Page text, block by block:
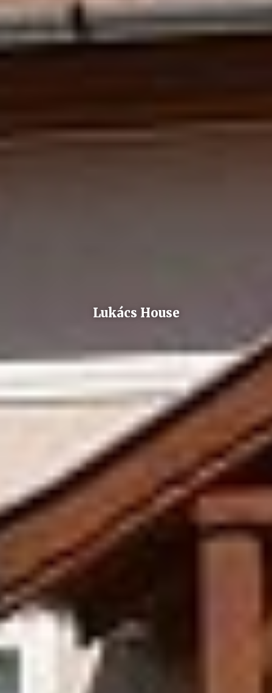
Lukács House